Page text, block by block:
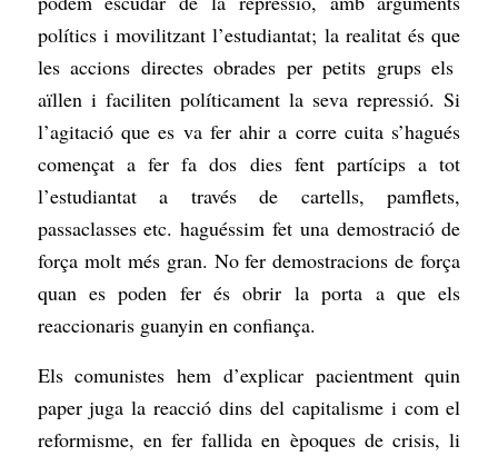
polítics i movilitzant l’estudiantat; la realitat és que
les accions directes obrades per petits grups els
aïllen i faciliten políticament la seva repressió. Si
l’agitació que es va fer ahir a corre cuita s’hagués
començat a fer fa dos dies fent partícips a tot
l’estudiantat a través de cartells, pamflets,
passaclasses etc. haguéssim fet una demostració de
força molt més gran. No fer demostracions de força
quan es poden fer és obrir la porta a que els
reaccionaris guanyin en confiança.
Els comunistes hem d’explicar pacientment quin
paper juga la reacció dins del capitalisme i com el
reformisme, en fer fallida en èpoques de crisis, li